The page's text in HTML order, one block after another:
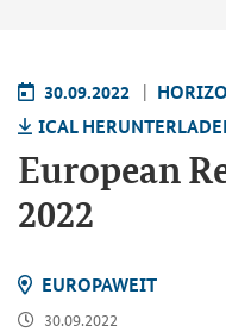
30.09.2022
ICAL
Eu­ropean
2022
EU­RO­PA­WEIT
30.09.2022